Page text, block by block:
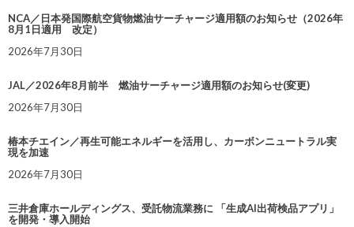
NCA／日本発国際航空貨物燃油サーチャージ適用額のお知らせ（2026年
8月1日適用 改定）
2026年7月30日
JAL／2026年8月前半 燃油サーチャージ適用額のお知らせ(変更)
2026年7月30日
椿本チエイン／再生可能エネルギーを活用し、カーボンニュートラル実
現を加速
2026年7月30日
三井倉庫ホールディングス、受託物流業務に 「生成AI出荷検品アプリ」
を開発・導入開始